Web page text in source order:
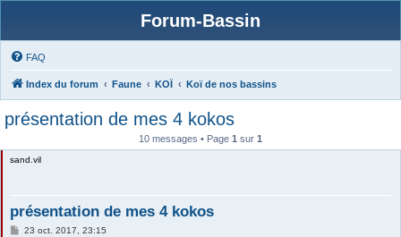
Forum-Bassin
FAQ
Index du forum Faune KOÏ Koï de nos bassins
présentation de mes 4 kokos
10 messages • Page 1 sur 1
sand.vil
présentation de mes 4 kokos
M23 oct. 2017, 23:15